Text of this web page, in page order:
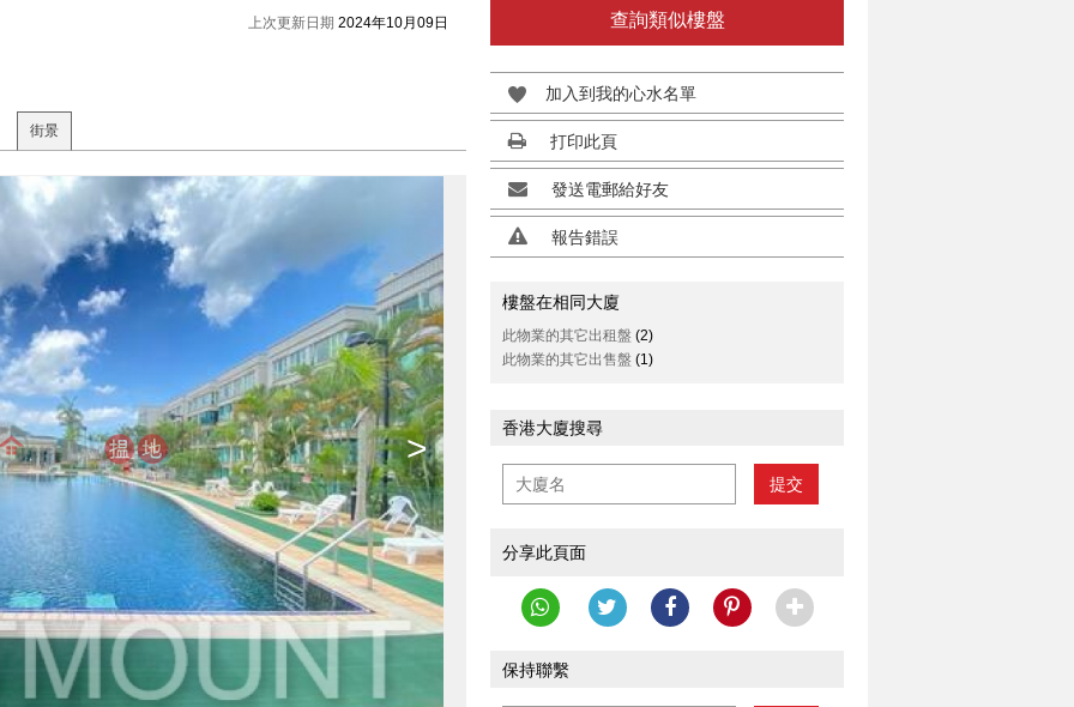
上次更新日期 2024年10月09日
街景
>
查詢類似樓盤
加入到我的心水名單
打印此頁
發送電郵給好友
報告錯誤
樓盤在相同大廈
此物業的其它出租盤 (2)
此物業的其它出售盤 (1)
香港大廈搜尋
提交
分享此頁面
保持聯繫